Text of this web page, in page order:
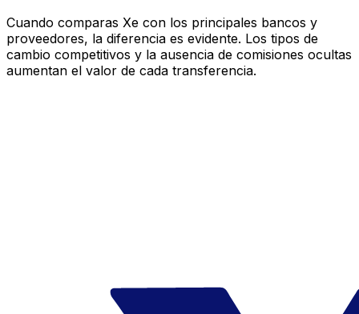
Cuando comparas Xe con los principales bancos y
proveedores, la diferencia es evidente. Los tipos de
cambio competitivos y la ausencia de comisiones ocultas
aumentan el valor de cada transferencia.